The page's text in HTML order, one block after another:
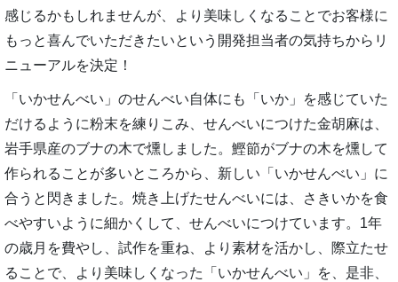
感じるかもしれませんが、より美味しくなることでお客様に
もっと喜んでいただきたいという開発担当者の気持ちからリ
ニューアルを決定！
「いかせんべい」のせんべい自体にも「いか」を感じていた
だけるように粉末を練りこみ、せんべいにつけた金胡麻は、
岩手県産のブナの木で燻しました。鰹節がブナの木を燻して
作られることが多いところから、新しい「いかせんべい」に
合うと閃きました。焼き上げたせんべいには、さきいかを食
べやすいように細かくして、せんべいにつけています。1年
の歳月を費やし、試作を重ね、より素材を活かし、際立たせ
ることで、より美味しくなった「いかせんべい」を、是非、